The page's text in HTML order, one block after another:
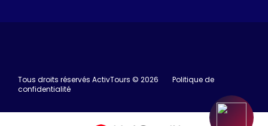
Tous droits réservés ActivTours © 2026
Politique de
confidentialité